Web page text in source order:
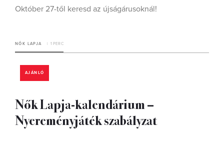
Október 27-től keresd az újságárusoknál!
NŐK LAPJA 1 PERC
AJÁNLÓ
Nők Lapja-kalendárium –
Nyereményjáték szabályzat